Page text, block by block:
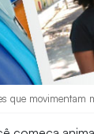
que movimentam